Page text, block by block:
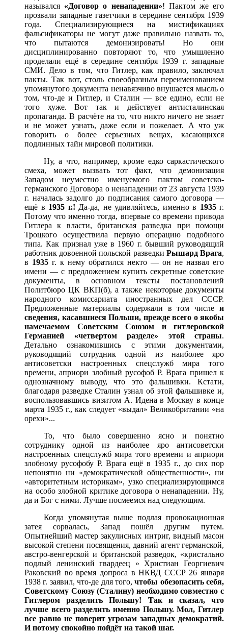
назывался «Договор о ненападении»! Пактом же его
прозвали западные газетчики в середине сентября 1939
года. Специализирующиеся на мистификациях
фальсификаторы не могут даже правильно назвать то,
что пытаются демонизировать! Но они
дисциплинированно повторяют то, что умышленно
проделали ещё в середине сентября 1939 г. западные
СМИ. Дело в том, что Гитлер, как правило, заключал
пакты. Так вот, столь своеобразным переименованием
упомянутого документа ненавязчиво внушается мысль о
том, что-де и Гитлер, и Сталин — все едино, если не
того хуже. Вот так и действует антисталинская
пропаганда. В расчёте на то, что никто ничего не знает
и не может узнать, даже если и пожелает. А что уж
говорить о более серьезных вещах, касающихся
подлинных тайн мировой политики.
Ну, а что, например, кроме едко саркастического
смеха, может вызвать тот факт, что демонизация
Западом неуместно именуемого пактом советско-
германского Договора о не­нападении от 23 августа 1939
г. началась задолго до подписания самого договора —
ещё в 1935 г.! Да-да, не удивляйтесь, именно в 1935 г.
Потому что именно тогда, впервые со времени привода
Гитлера к власти, британская разведка при помощи
Троцкого осуществила первую операцию подобного
типа. Как признал уже в 1960 г. бывший руководящий
работник довоенной польской разведки Рышард Врага,
в 1935 г. к нему обратился некто — он не назвал его
имени — с предложением купить секретные советские
документы, в основном тексты постановлений
Политбюро ЦК ВКП(б), а также некоторые документы
народного комиссариата иностранных дел СССР.
Предложенные материалы содержали в том числе и
сведения, касавшиеся Польши, прежде всего о якобы
намечаемом Советским Союзом и гитлеровской
Германией «четвертом разделе» этой страны.
Детально ознакомившись с этими документами,
руководящий сотрудник одной из наиболее яро
антисоветски настроенных спецслужб мира того
времени, априори злобный русофоб Р. Врага пришел к
однозначному выводу, что это фальшивки. Кстати,
благодаря разведке Сталин узнал об этой фальшивке и,
воспользовавшись визитом А. Идена в Москву в конце
марта 1935 г., как следует «выдал» Великобритании «на
орехи»...
То, что было совершенно ясно и понятно
сотруднику одной из наиболее яро антисоветски
настроенных спецслужб мира того времени и априори
злобному русофобу Р. Врага ещё в 1935 г., до сих пор
непонятно ни «демократической общественности», ни
«авторитетным историкам», узко специализирующимся
на особо злобной критике договора о ненападении. Ну,
да и Бог с ними. Лучше посмеемся над следующим.
Когда упомянутая выше подлая провокационная
затея сорвалась, Запад пошёл другим путем.
Опытнейший мастер закулисных интриг, видный масон
высокой степени посвящения, давний агент германской,
австро-венгерской и британской разведок, «кристально
подлый ленинский гвардеец » Христиан Георгиевич
Раковский во время допроса в НКВД СССР 26 января
1938 г. заявил, что-де для того,чтобы обезопасить себя,
Советскому Союзу (Сталину) необходимо совместно с
Гитлером разделить Польшу! Так и сказал, что
лучше всего разделить именно Польшу. Мол, Гитлер
все равно не поверит угрозам западных демократий.
И потому спокойно пойдёт на такой шаг.